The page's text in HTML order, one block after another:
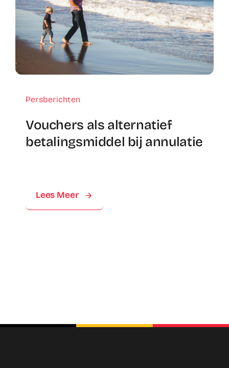
Persberichten
Vouchers als alternatief
betalingsmiddel bij annulatie
Lees Meer